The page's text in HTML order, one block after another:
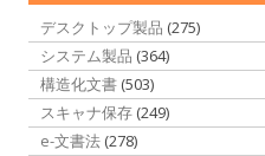
デスクトップ製品 (275)
システム製品 (364)
構造化文書 (503)
スキャナ保存 (249)
e-文書法 (278)